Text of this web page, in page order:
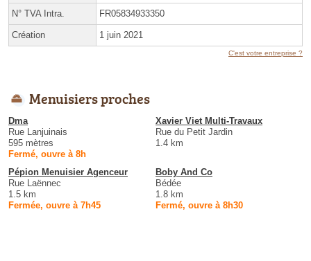
N° TVA Intra. FR05834933350
Création 1 juin 2021
C'est votre entreprise ?
Menuisiers proches
Dma
Rue Lanjuinais
595 mètres
Fermé, ouvre à 8h
Xavier Viet Multi-Travaux
Rue du Petit Jardin
1.4 km
Pépion Menuisier Agenceur
Rue Laënnec
1.5 km
Fermée, ouvre à 7h45
Boby And Co
Bédée
1.8 km
Fermé, ouvre à 8h30